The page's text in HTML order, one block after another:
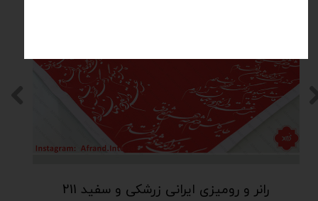
رانر و رومیزی ایرانی زرشکی و سفید 211